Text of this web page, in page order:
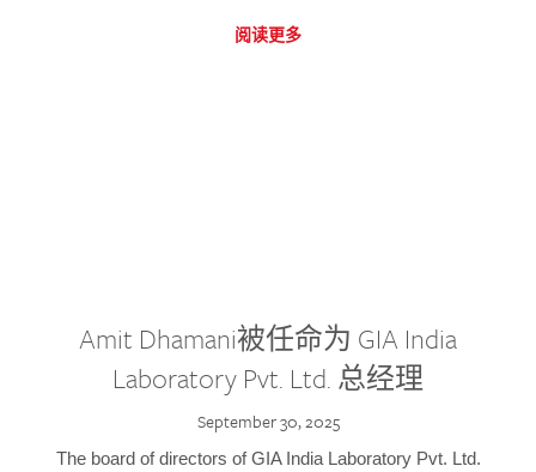
阅读更多
Amit Dhamani被任命为 GIA India
Laboratory Pvt. Ltd. 总经理
September 30, 2025
The board of directors of GIA India Laboratory Pvt. Ltd.